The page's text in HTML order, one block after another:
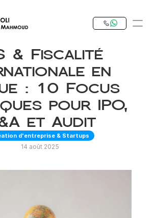
& Fiscalité
en
: 10 Focus
pour IPO,
et Audit
d'entreprise & Startups
14 août 2025